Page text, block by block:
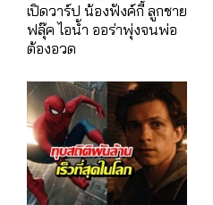
เปิดวาร์ป น้องฟังค์กี้ ลูกชาย
ฟลุ๊ค ไอน้ำ ออร่าพุ่งจนพ่อ
ต้องอวด